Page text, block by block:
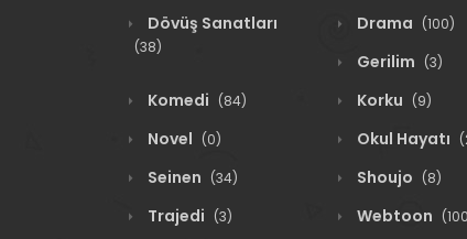
Dövüş Sanatları
(38)
Drama (100)
Gerilim (3)
Komedi (84) Korku (9)
Novel (0) Okul Hayatı
Seinen (34) Shoujo (8)
Trajedi (3) Webtoon